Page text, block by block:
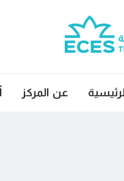
الرئيسية عن المركز